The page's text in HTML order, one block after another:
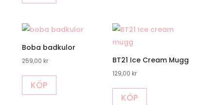
produkten
flera
varianter.
kan
Boba badkulor
259,00 kr
KÖP
BT21 Ice Cream Mugg
129,00 kr
KÖP